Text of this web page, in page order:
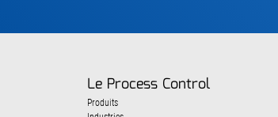
Le Process Control
Produits